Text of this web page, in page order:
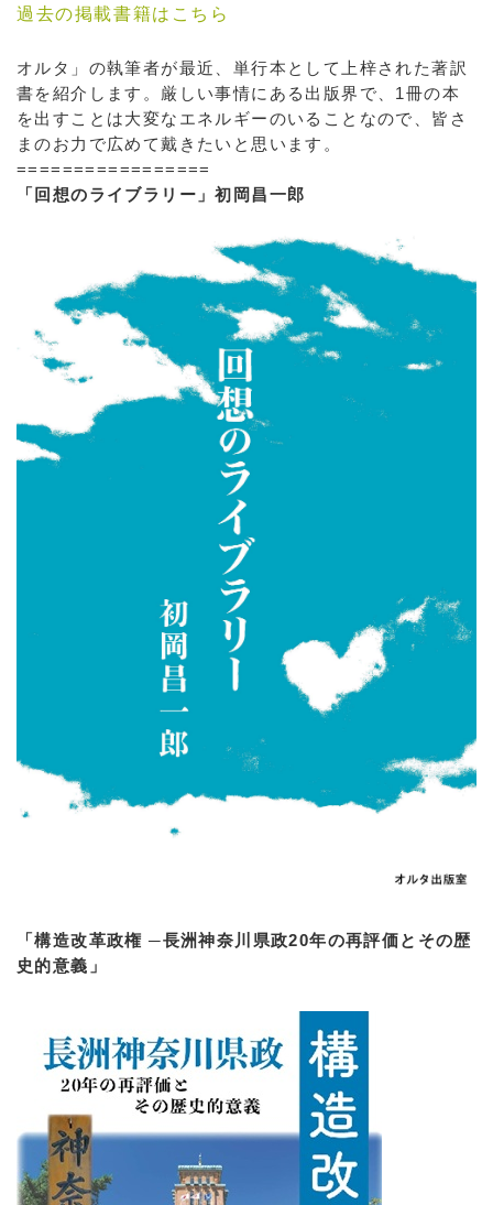
過去の掲載書籍はこちら
オルタ」の執筆者が最近、単行本として上梓された著訳
書を紹介します。厳しい事情にある出版界で、1冊の本
を出すことは大変なエネルギーのいることなので、皆さ
まのお力で広めて戴きたいと思います。
=================
「回想のライブラリー」初岡昌一郎
「構造改革政権 ─長洲神奈川県政20年の再評価とその歴
史的意義」